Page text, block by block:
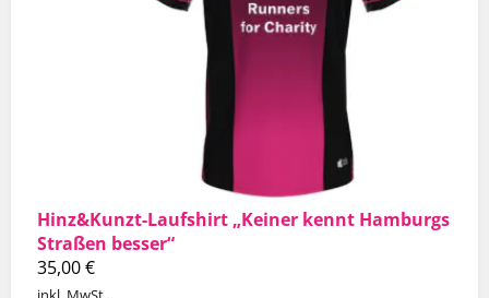
Hinz&Kunzt-Laufshirt „Keiner kennt Hamburgs
Straßen besser“
35,00€